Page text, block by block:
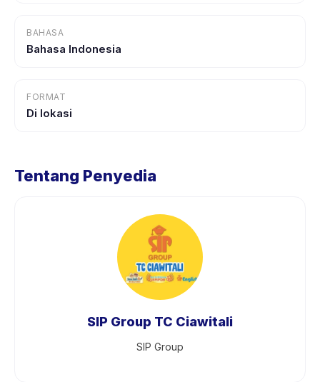
BAHASA
Bahasa Indonesia
FORMAT
Di lokasi
Tentang Penyedia
SIP Group TC Ciawitali
SIP Group